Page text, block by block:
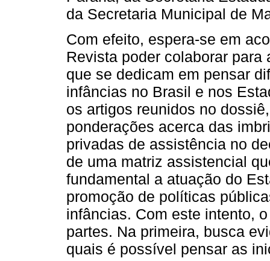
da Secretaria Municipal de
Com efeito, espera-se em
Revista poder colaborar
que se dedicam em pensar
infâncias no Brasil e nos
os artigos reunidos no
ponderações acerca das
privadas de assistência no
de uma matriz assistencial
fundamental a atuação do
promoção de políticas
infâncias. Com este intento,
partes. Na primeira, busca
quais é possível pensar as